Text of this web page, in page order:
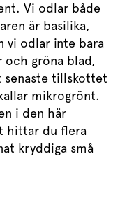
Vi odlar både
är basilika,
vi odlar inte bara
och gröna blad,
senaste tillskottet
mikrogrönt.
i den här
hittar du flera
kryddiga små